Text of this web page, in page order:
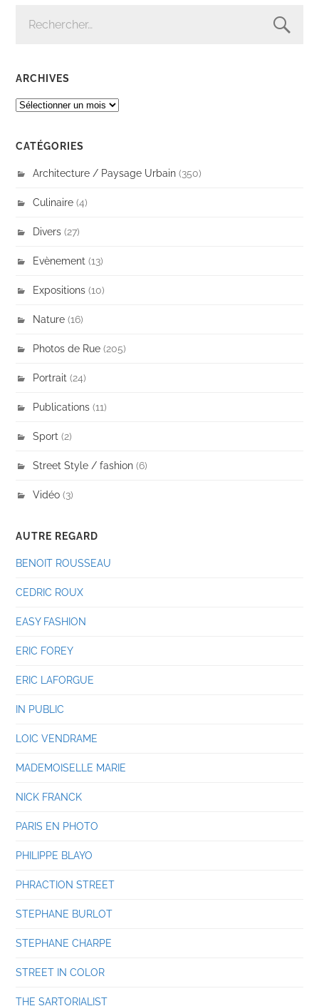
ARCHIVES
ARCHIVES
CATÉGORIES
Architecture / Paysage Urbain (350)
Culinaire (4)
Divers (27)
Evènement (13)
Expositions (10)
Nature (16)
Photos de Rue (205)
Portrait (24)
Publications (11)
Sport (2)
Street Style / fashion (6)
Vidéo (3)
AUTRE REGARD
BENOIT ROUSSEAU
CEDRIC ROUX
EASY FASHION
ERIC FOREY
ERIC LAFORGUE
IN PUBLIC
LOIC VENDRAME
MADEMOISELLE MARIE
NICK FRANCK
PARIS EN PHOTO
PHILIPPE BLAYO
PHRACTION STREET
STEPHANE BURLOT
STEPHANE CHARPE
STREET IN COLOR
THE SARTORIALIST